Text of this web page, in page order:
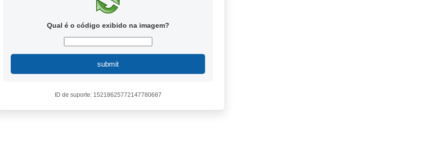
Qual é o código exibido na imagem?
submit
ID de suporte: 15218625772147780687